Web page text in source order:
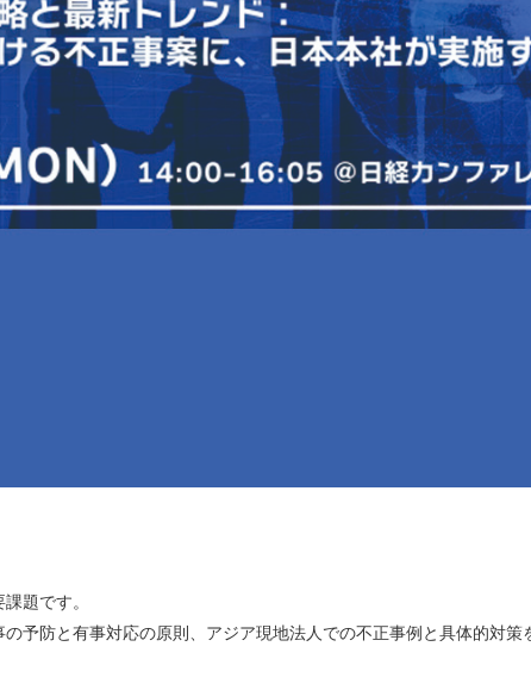
題です。
予防と有事対応の原則、アジア現地法人での不正事例と具体的対策